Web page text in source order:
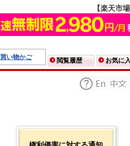
【楽天市
買い物かご
閲覧履歴 お気に